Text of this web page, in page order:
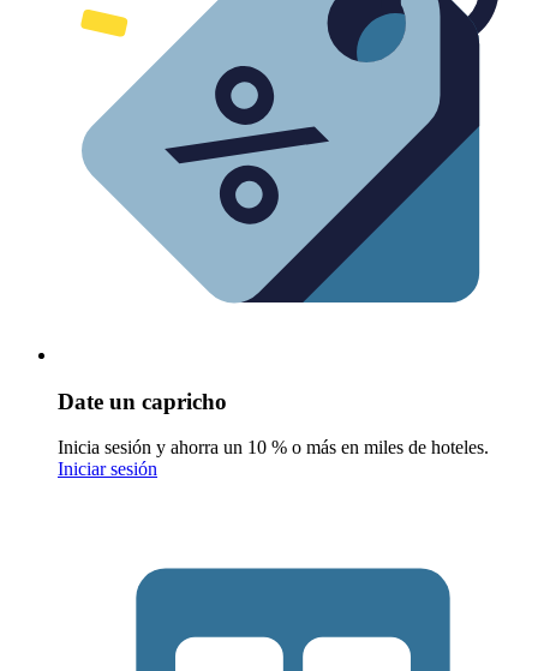
Date un capricho
Inicia sesión y ahorra un 10 % o más en miles de hoteles.
Iniciar sesión